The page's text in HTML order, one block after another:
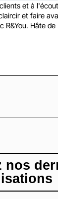
et à
et faire
R&You. Hâte de
nos